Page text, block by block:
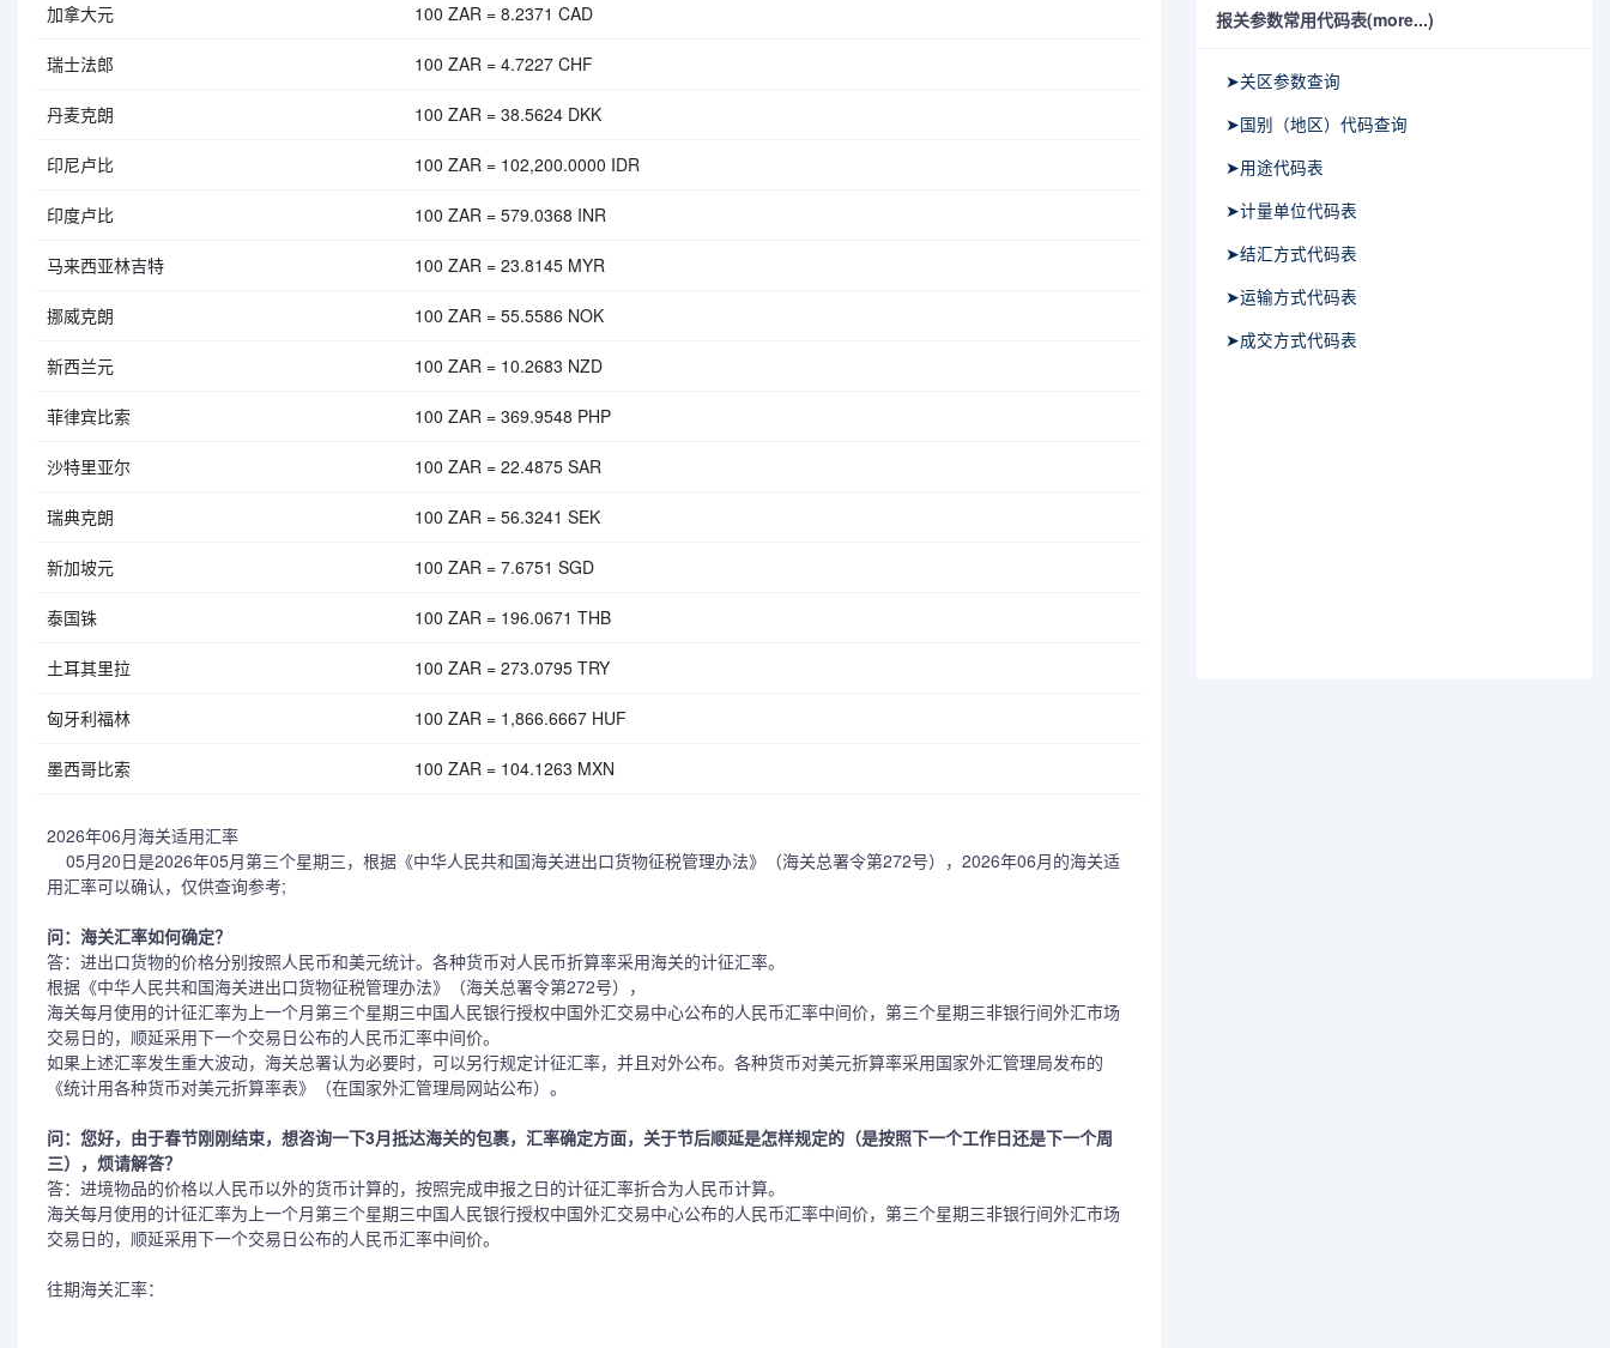
加拿大元 100 ZAR = 8.2371 CAD
瑞士法郎 100 ZAR = 4.7227 CHF
丹麦克朗 100 ZAR = 38.5624 DKK
印尼卢比 100 ZAR = 102,200.0000 IDR
印度卢比 100 ZAR = 579.0368 INR
马来西亚林吉特 100 ZAR = 23.8145 MYR
挪威克朗 100 ZAR = 55.5586 NOK
新西兰元 100 ZAR = 10.2683 NZD
菲律宾比索 100 ZAR = 369.9548 PHP
沙特里亚尔 100 ZAR = 22.4875 SAR
瑞典克朗 100 ZAR = 56.3241 SEK
新加坡元 100 ZAR = 7.6751 SGD
泰国铢 100 ZAR = 196.0671 THB
土耳其里拉 100 ZAR = 273.0795 TRY
匈牙利福林 100 ZAR = 1,866.6667 HUF
墨西哥比索 100 ZAR = 104.1263 MXN
2026年06月海关适用汇率
05月20日是2026年05月第三个星期三，根据《中华人民共和国海关进出口货物征税管理办法》（海关总署令第272号），2026年06月的海关适
用汇率可以确认，仅供查询参考;
问：海关汇率如何确定？
答：进出口货物的价格分别按照人民币和美元统计。各种货币对人民币折算率采用海关的计征汇率。
根据《中华人民共和国海关进出口货物征税管理办法》（海关总署令第272号），
海关每月使用的计征汇率为上一个月第三个星期三中国人民银行授权中国外汇交易中心公布的人民币汇率中间价，第三个星期三非银行间外汇市场
交易日的，顺延采用下一个交易日公布的人民币汇率中间价。
如果上述汇率发生重大波动，海关总署认为必要时，可以另行规定计征汇率，并且对外公布。各种货币对美元折算率采用国家外汇管理局发布的
《统计用各种货币对美元折算率表》（在国家外汇管理局网站公布）。
问：您好，由于春节刚刚结束，想咨询一下3月抵达海关的包裹，汇率确定方面，关于节后顺延是怎样规定的（是按照下一个工作日还是下一个周
三），烦请解答？
答：进境物品的价格以人民币以外的货币计算的，按照完成申报之日的计征汇率折合为人民币计算。
海关每月使用的计征汇率为上一个月第三个星期三中国人民银行授权中国外汇交易中心公布的人民币汇率中间价，第三个星期三非银行间外汇市场
交易日的，顺延采用下一个交易日公布的人民币汇率中间价。
往期海关汇率：
报关参数常用代码表(more...)
➤关区参数查询
➤国别（地区）代码查询
➤用途代码表
➤计量单位代码表
➤结汇方式代码表
➤运输方式代码表
➤成交方式代码表